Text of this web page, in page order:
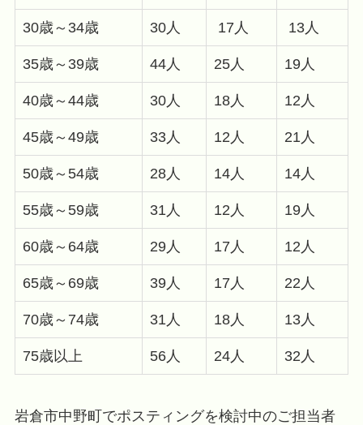
30歳～34歳 30人 17人 13人
35歳～39歳 44人 25人 19人
40歳～44歳 30人 18人 12人
45歳～49歳 33人 12人 21人
50歳～54歳 28人 14人 14人
55歳～59歳 31人 12人 19人
60歳～64歳 29人 17人 12人
65歳～69歳 39人 17人 22人
70歳～74歳 31人 18人 13人
75歳以上 56人 24人 32人
岩倉市中野町でポスティングを検討中のご担当者